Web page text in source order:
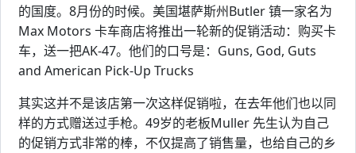
的国度。8月份的时候。美国堪萨斯州Butler 镇一家名为
Max Motors 卡车商店将推出一轮新的促销活动：购买卡
车，送一把AK-47。他们的口号是：Guns, God, Guts
and American Pick-Up Trucks
其实这并不是该店第一次这样促销啦，在去年他们也以同
样的方式赠送过手枪。49岁的老板Muller 先生认为自己
的促销方式非常的棒，不仅提高了销售量，也给自己的乡